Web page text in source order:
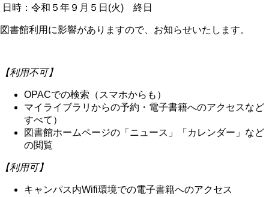
日時：令和５年９月５日(火) 終日
図書館利用に影響がありますので、お知らせいたします。
【利用不可】
OPACでの検索（スマホからも）
マイライブラリからの予約・電子書籍へのアクセスなど
すべて）
図書館ホームページの「ニュース」「カレンダー」など
の閲覧
【利用可】
キャンパス内Wifi環境での電子書籍へのアクセス